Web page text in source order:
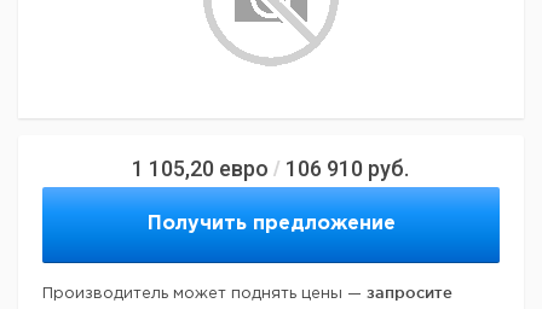
1 105,20 евро / 106 910 руб.
Получить предложение
Производитель может поднять цены — запросите